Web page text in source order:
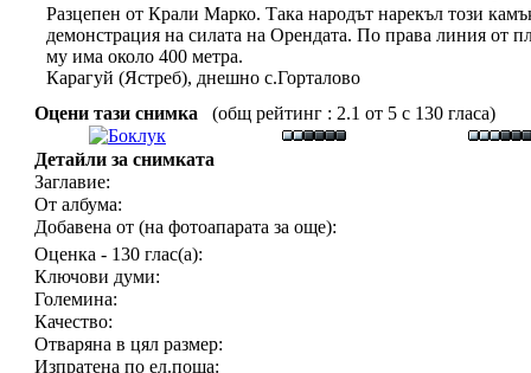
Разцепен от Крали Марко. Така народът нарекъл този
демонстрация на силата на Орендата. По права линия от
му има около 400 метра.
Карагуй (Ястреб), днешно с.Горталово
Оцени тази снимка
(общ рейтинг : 2.1 от 5 с 130 гласа)
Детайли за снимката
Заглавие:
От албума:
Добавена от (на фотоапарата за още):
Оценка - 130 глас(а):
Ключови думи:
Големина:
Качество:
Отваряна в цял размер:
Изпратена по ел.поща: